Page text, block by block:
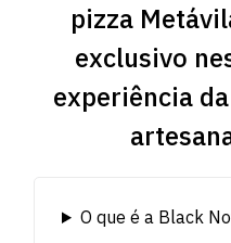
pizza
exclusivo
experiência
O que é a Black